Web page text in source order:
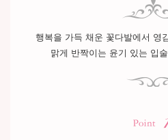
행복을 가득 채운 꽃다발에서 영
맑게 반짝이는 윤기 있는 입